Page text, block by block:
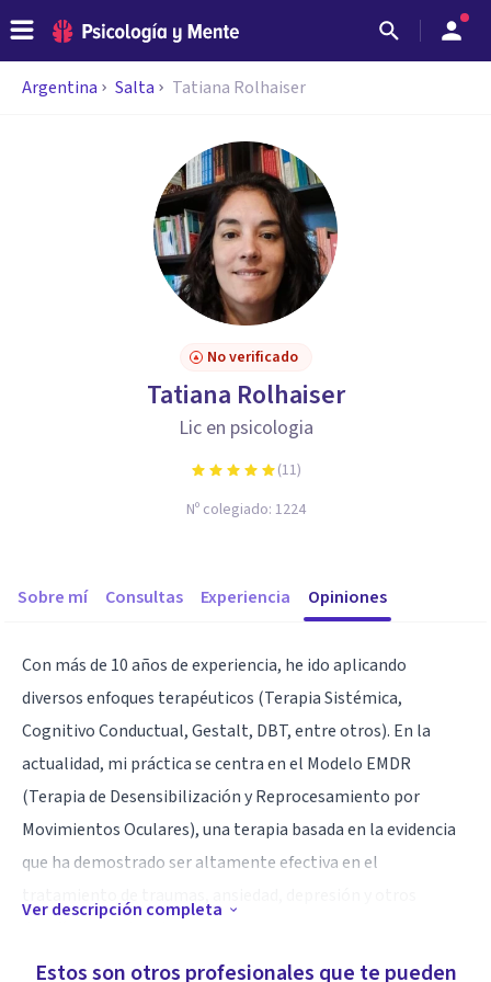
Argentina Salta Tatiana Rolhaiser
No verificado
Tatiana Rolhaiser
Lic en psicologia
(11)
Nº colegiado: 1224
Sobre mí Consultas Experiencia Opiniones
Con más de 10 años de experiencia, he ido aplicando
diversos enfoques terapéuticos (Terapia Sistémica,
Cognitivo Conductual, Gestalt, DBT, entre otros). En la
actualidad, mi práctica se centra en el Modelo EMDR
(Terapia de Desensibilización y Reprocesamiento por
Movimientos Oculares), una terapia basada en la evidencia
que ha demostrado ser altamente efectiva en el
Ver descripción completa
Estos son otros profesionales que te pueden